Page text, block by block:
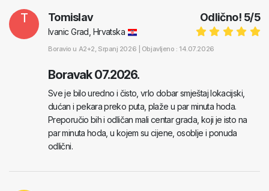
T Odlično! 5/5
Tomislav
Ivanic Grad, Hrvatska
Boravio u A2+2, Srpanj 2026 | Objavljeno : 14.07.2026
Boravak 07.2026.
Sve je bilo uredno i čisto, vrlo dobar smještaj lokacijski,
dućan i pekara preko puta, plaže u par minuta hoda.
Preporučio bih i odličan mali centar grada, koji je isto na
par minuta hoda, u kojem su cijene, osoblje i ponuda
odlični.